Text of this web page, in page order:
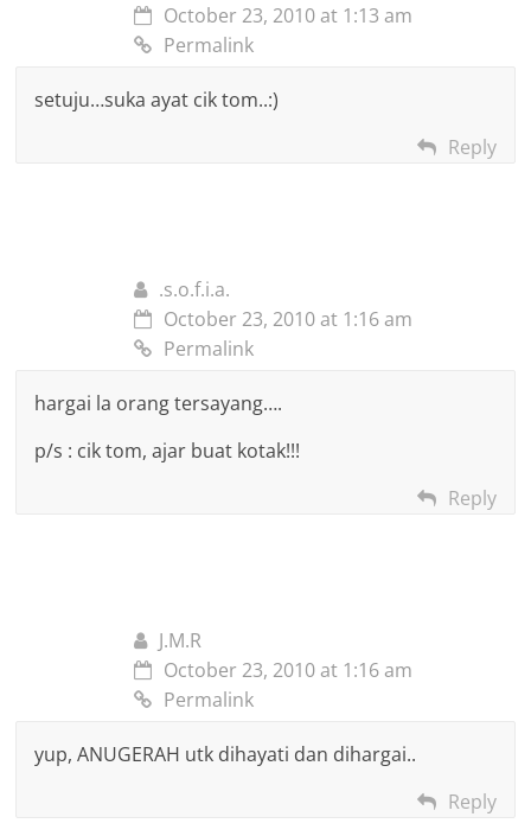
October 23, 2010 at 1:13 am
Permalink
setuju…suka ayat cik tom..:)
Reply
.s.o.f.i.a.
October 23, 2010 at 1:16 am
Permalink
hargai la orang tersayang….
p/s : cik tom, ajar buat kotak!!!
Reply
J.M.R
October 23, 2010 at 1:16 am
Permalink
yup, ANUGERAH utk dihayati dan dihargai..
Reply